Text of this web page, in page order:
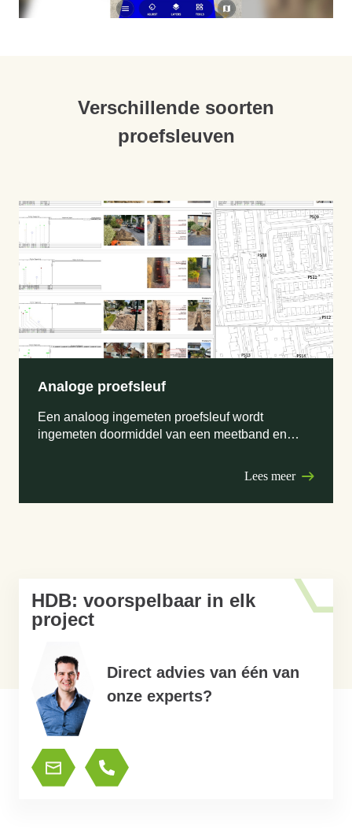
Verschillende soorten
proefsleuven
Analoge proefsleuf
Een analoog ingemeten proefsleuf wordt
ingemeten doormiddel van een meetband en
Lees meer
HDB: voorspelbaar in elk
project
Direct advies van één van
onze experts?